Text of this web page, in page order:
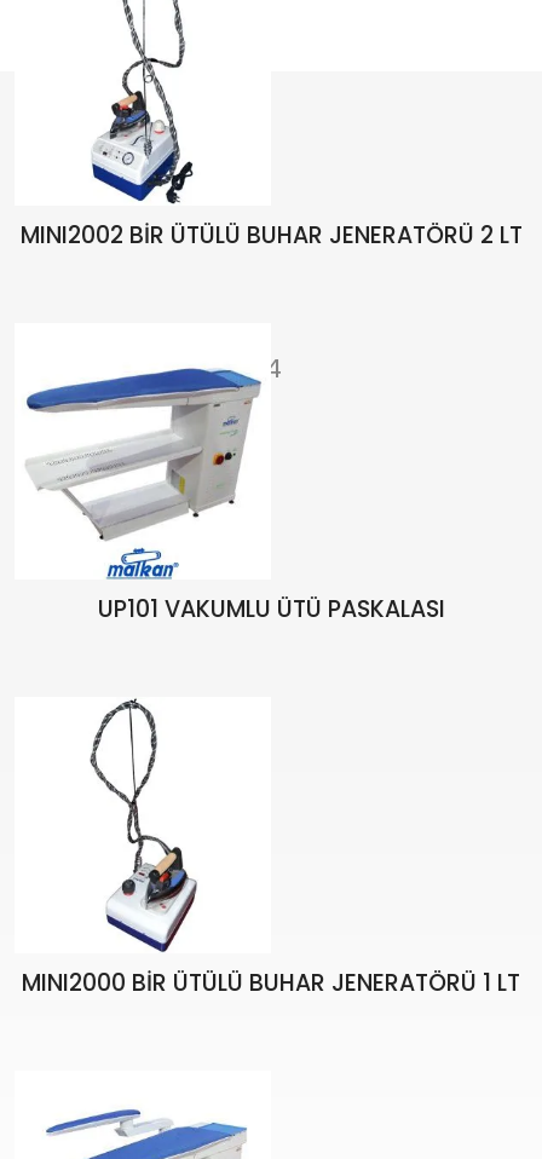
MINI2002 BİR ÜTÜLÜ BUHAR JENERATÖRÜ 2 LT
20.786,64 ₺17.668,64
UP101 VAKUMLU ÜTÜ PASKALASI
27.715,51 ₺23.558,18
MINI2000 BİR ÜTÜLÜ BUHAR JENERATÖRÜ 1 LT
19.136,90 ₺16.266,37